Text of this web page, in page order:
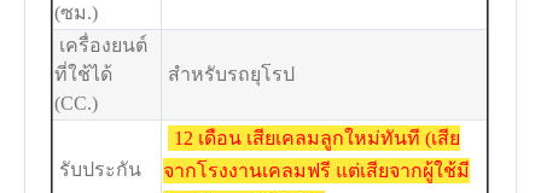
(ซม.)
เครื่องยนต์
ที่ใช้ได้
(CC.)
สำหรับรถยุโรป
รับประกัน
12 เดือน เสียเคลมลูกใหม่ทันที (เสีย
จากโรงงานเคลมฟรี แต่เสียจากผู้ใช้มี